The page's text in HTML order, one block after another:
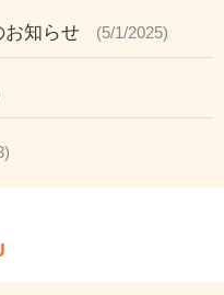
お知らせ (5/1/2025)